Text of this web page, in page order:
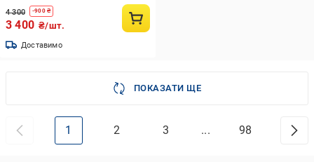
4 300 -900₴
3 400 ₴/шт.
Доставимо
ПОКАЗАТИ ЩЕ
1 2 3 ... 98